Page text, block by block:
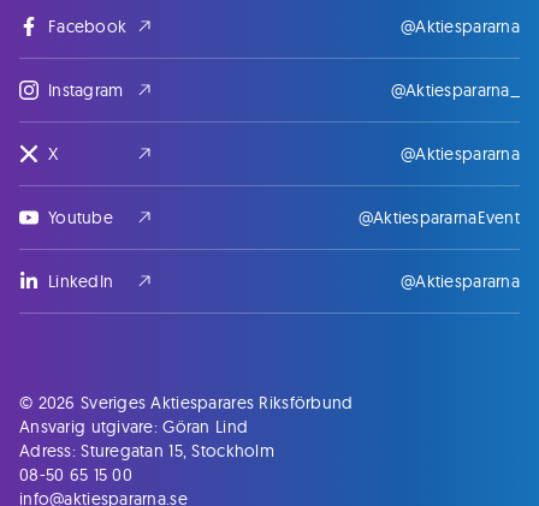
Facebook @Aktiespararna
Instagram @Aktiespararna_
X @Aktiespararna
Youtube @AktiespararnaEvent
LinkedIn @Aktiespararna
© 2026 Sveriges Aktiesparares Riksförbund
Ansvarig utgivare: Göran Lind
Adress: Sturegatan 15, Stockholm
08-50 65 15 00
info@aktiespararna.se